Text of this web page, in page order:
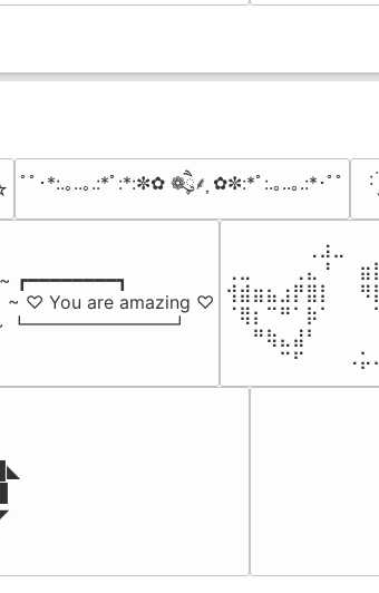
ﾟﾟ･*:.｡..｡.:*ﾟ:*:✼✿ ❁ཻུ۪۪⸙͎ ✿✼:*ﾟ:.｡..｡.:*･ﾟﾟ
⠀
┏━━━━━━━━┓
~ ♡ You are amazing ♡
~ ┗━━━━━━━━┛